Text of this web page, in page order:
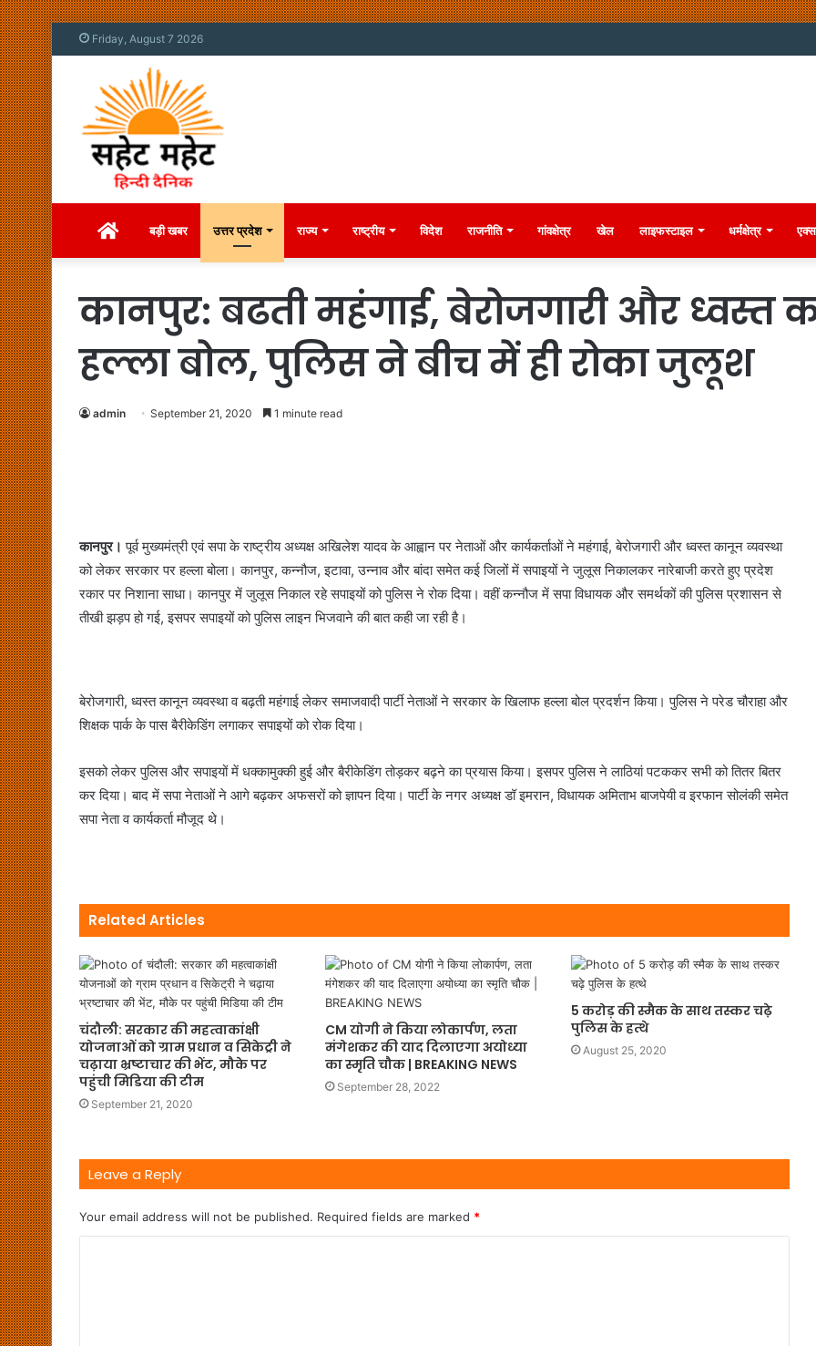
Friday, August 7 2026
Homeबड़ी खबर उत्तर प्रदेश राज्य राष्ट्रीय विदेश राजनीति गांवक्षेत्र खेल लाइफस्टाइल धर्मक्षेत्र
कानपुर: बढती महंगाई, बेरोजगारी और ध्वस्त
हल्ला बोल, पुलिस ने बीच में ही रोका जुलूश
admin September 21, 2020 1 minute read
कानपुर।पूर्व मुख्यमंत्री एवं सपा के राष्ट्रीय अध्यक्ष अखिलेश यादव के आह्वान पर नेताओं और कार्यकर्ताओं ने महंगाई, बेरोजगारी और ध्वस्त कानून व्यवस्था
को लेकर सरकार पर हल्ला बोला। कानपुर, कन्नौज, इटावा, उन्नाव और बांदा समेत कई जिलों में सपाइयों ने जुलूस निकालकर नारेबाजी करते हुए प्रदेश
रकार पर निशाना साधा। कानपुर में जुलूस निकाल रहे सपाइयों को पुलिस ने रोक दिया। वहीं कन्नौज में सपा विधायक और समर्थकों की पुलिस प्रशासन से
तीखी झड़प हो गई, इसपर सपाइयों को पुलिस लाइन भिजवाने की बात कही जा रही है।
बेरोजगारी, ध्वस्त कानून व्यवस्था व बढ़ती महंगाई लेकर समाजवादी पार्टी नेताओं ने सरकार के खिलाफ हल्ला बोल प्रदर्शन किया। पुलिस ने परेड चौराहा और
शिक्षक पार्क के पास बैरीकेडिंग लगाकर सपाइयों को रोक दिया।
इसको लेकर पुलिस और सपाइयों में धक्कामुक्की हुई और बैरीकेडिंग तोड़कर बढ़ने का प्रयास किया। इसपर पुलिस ने लाठियां पटककर सभी को तितर बितर
कर दिया। बाद में सपा नेताओं ने आगे बढ़कर अफसरों को ज्ञापन दिया। पार्टी के नगर अध्यक्ष डॉ इमरान, विधायक अमिताभ बाजपेयी व इरफान सोलंकी समेत
सपा नेता व कार्यकर्ता मौजूद थे।
Related Articles
चंदौली: सरकार की महत्वाकांक्षी
योजनाओं को ग्राम प्रधान व सिकेट्री ने
चढ़ाया भ्रष्टाचार की भेंट, मौके पर
पहुंची मिडिया की टीम
September 21, 2020
CM योगी ने किया लोकार्पण, लता
मंगेशकर की याद दिलाएगा अयोध्या
का स्मृति चौक | BREAKING NEWS
September 28, 2022
5 करोड़ की स्मैक के साथ तस्कर चढ़े
पुलिस के हत्थे
August 25, 2020
Leave a Reply
Your email address will not be published. Required fields are marked *